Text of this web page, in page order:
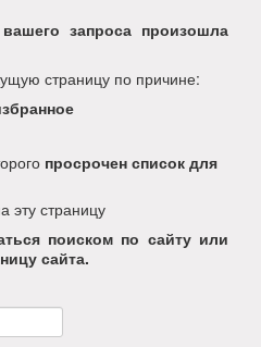
запроса произошла
страницу по причине:
просрочен список для
эту страницу
поиском по сайту или
сайта.